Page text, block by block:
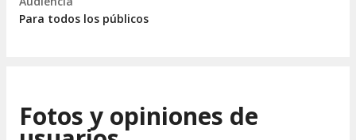
Para todos los públicos
Fotos y opiniones de